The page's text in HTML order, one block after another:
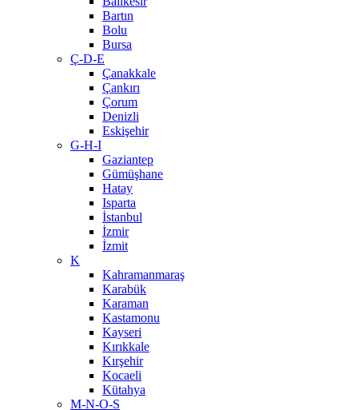
Bartın
Bolu
Bursa
Ç-D-E
Çanakkale
Çankırı
Çorum
Denizli
Eskişehir
G-H-I
Gaziantep
Gümüşhane
Hatay
Isparta
İstanbul
İzmir
İzmit
K
Kahramanmaraş
Karabük
Karaman
Kastamonu
Kayseri
Kırıkkale
Kırşehir
Kocaeli
Kütahya
M-N-O-S